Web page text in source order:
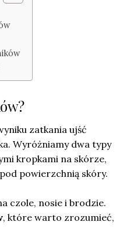
zatkania ujść
Wyróżniamy dwa typy
kropkami na skórze,
powierzchnią skóry.
czole, nosie i brodzie.
, które warto zrozumieć,